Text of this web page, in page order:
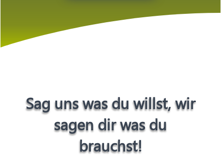
Sag uns was du willst, wir
sagen dir was du
brauchst!